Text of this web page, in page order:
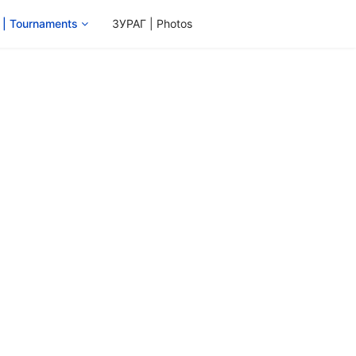
ЗУРАГ | Photos